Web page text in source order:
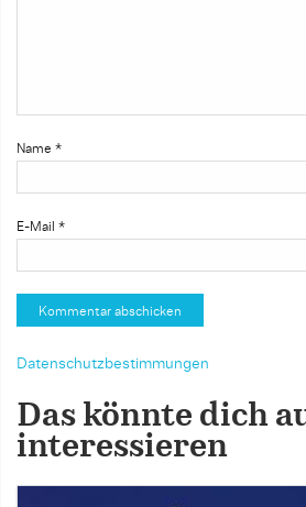
Name *
E-Mail *
Datenschutzbestimmungen
Das könnte dich
interessieren